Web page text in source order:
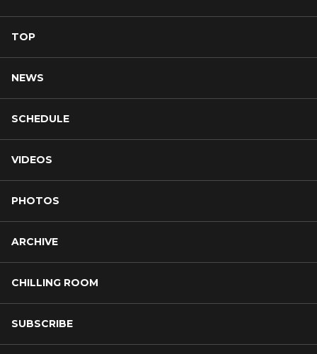
TOP
NEWS
SCHEDULE
VIDEOS
PHOTOS
ARCHIVE
CHILLING ROOM
SUBSCRIBE